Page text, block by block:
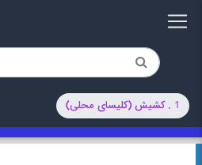
1 . کشیش (کلیسای محلی)